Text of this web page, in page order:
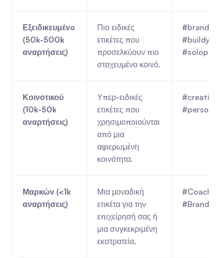
Εξειδικευμένo
(50k-500k
αναρτήσεις)
Πιο ειδικές
ετικέτες που
προσελκύουν πιο
στοχευμένο κοινό.
Κοινοτικού
(10k-50k
αναρτήσεις)
Υπερ-ειδικές
ετικέτες που
χρησιμοποιούνται
από μια
αφιερωμένη
κοινότητα.
Μαρκών (<1k
αναρτήσεις)
Μια μοναδική
ετικέτα για την
επιχείρησή σας ή
μια συγκεκριμένη
εκστρατεία.